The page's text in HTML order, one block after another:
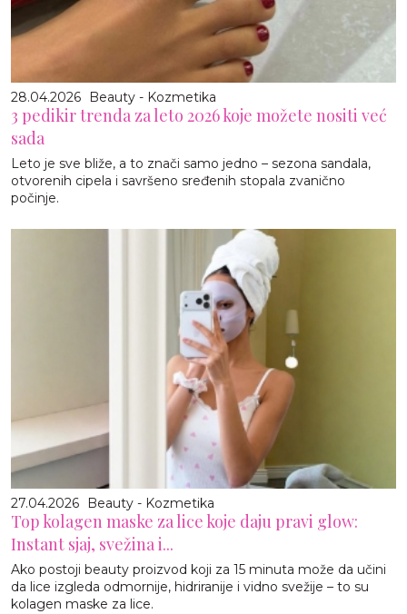
28.04.2026 Beauty - Kozmetika
3 pedikir trenda za leto 2026 koje možete nositi već
sada
Leto je sve bliže, a to znači samo jedno – sezona sandala,
otvorenih cipela i savršeno sređenih stopala zvanično
počinje.
27.04.2026 Beauty - Kozmetika
Top kolagen maske za lice koje daju pravi glow:
Instant sjaj, svežina i...
Ako postoji beauty proizvod koji za 15 minuta može da učini
da lice izgleda odmornije, hidriranije i vidno svežije – to su
kolagen maske za lice.